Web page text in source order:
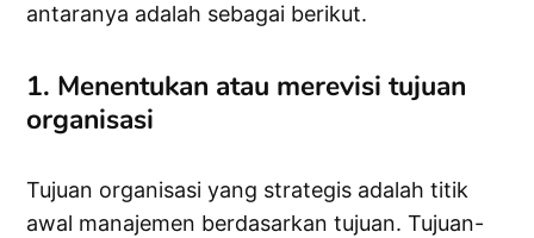
antaranya adalah sebagai berikut.
1. Menentukan atau merevisi tujuan
organisasi
Tujuan organisasi yang strategis adalah titik
awal manajemen berdasarkan tujuan. Tujuan-